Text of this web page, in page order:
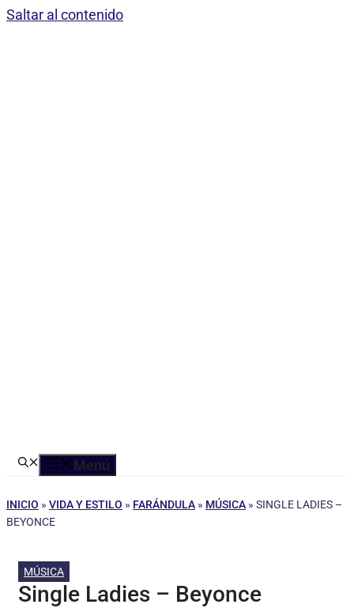
Saltar al contenido
Menú
INICIO » VIDA Y ESTILO » FARÁNDULA » MÚSICA » SINGLE LADIES –
BEYONCE
MÚSICA
Single Ladies – Beyonce